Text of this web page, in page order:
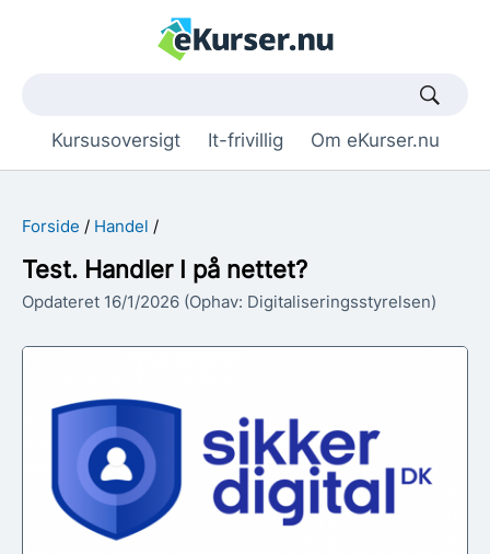
Kursusoversigt It-frivillig Om eKurser.nu
Forside Handel
Test. Handler I på nettet?
Opdateret 16/1/2026 (Ophav: Digitaliseringsstyrelsen)